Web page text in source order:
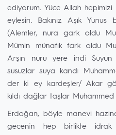
ediyorum. Yüce Allah
eylesin. Bakınız Aşık
(Alemler, nura gark oldu
Mümin münafık fark oldu
Arşın nuru yere indi
susuzlar suya kandı
der ki ey kardeşler/ Akar
kıldı dağlar taşlar
Erdoğan, böyle manevi
gecenin hep birlikte idrak